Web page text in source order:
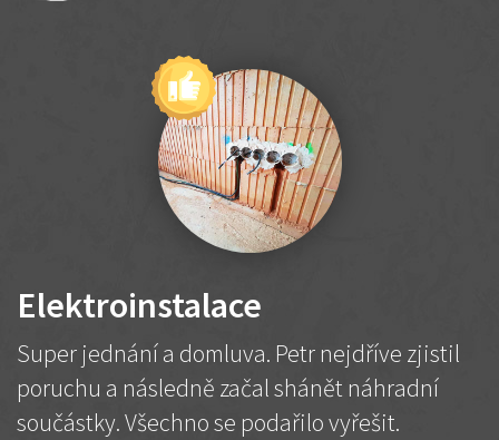
Elektroinstalace
Super jednání a domluva. Petr nejdříve zjistil
poruchu a následně začal shánět náhradní
součástky. Všechno se podařilo vyřešit.